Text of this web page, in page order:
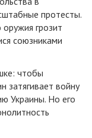
протесты.
оружия грозит
союзниками
чтобы
затягивает войну
Украины. Но его